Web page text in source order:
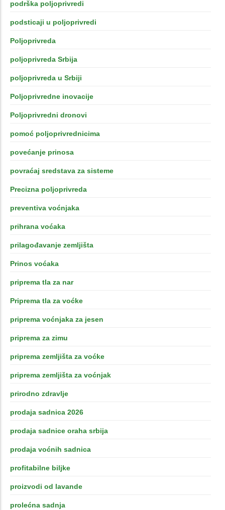
podrška poljoprivredi
podsticaji u poljoprivredi
Poljoprivreda
poljoprivreda Srbija
poljoprivreda u Srbiji
Poljoprivredne inovacije
Poljoprivredni dronovi
pomoć poljoprivrednicima
povećanje prinosa
povraćaj sredstava za sisteme
Precizna poljoprivreda
preventiva voćnjaka
prihrana voćaka
prilagođavanje zemljišta
Prinos voćaka
priprema tla za nar
Priprema tla za voćke
priprema voćnjaka za jesen
priprema za zimu
priprema zemljišta za voćke
priprema zemljišta za voćnjak
prirodno zdravlje
prodaja sadnica 2026
prodaja sadnice oraha srbija
prodaja voćnih sadnica
profitabilne biljke
proizvodi od lavande
prolećna sadnja